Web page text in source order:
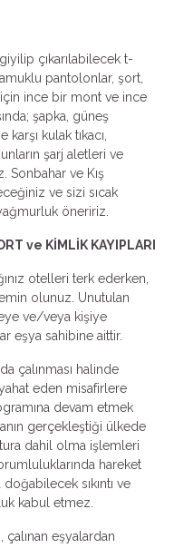
çıkarılabilecek t-
pantolonlar, şort,
için ince bir mont ve ince
şapka, güneş
kulak tıkacı,
şarj aletleri ve
Sonbahar ve Kış
ve sizi sıcak
öneririz.
ve KİMLİK KAYIPLARI
otelleri terk ederken,
emin olunuz. Unutulan
ve/veya kişiye
eşya sahibine aittir.
çalınması halinde
eden misafirlere
devam etmek
gerçekleştiği ülkede
dahil olma işlemleri
hareket
sıkıntı ve
kabul etmez.
eşyalardan